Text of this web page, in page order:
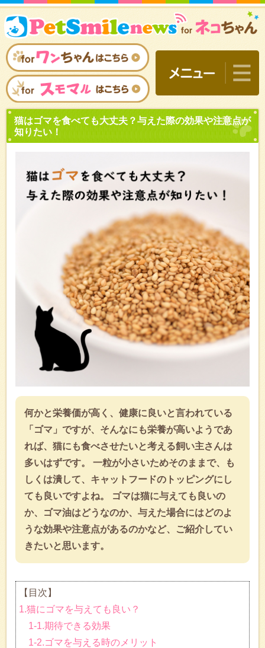
猫はゴマを食べても大丈
知りたい！
何かと栄養価が高く、健康に良いと言われている
「ゴマ」ですが、そんなにも栄養が高いようであ
れば、猫にも食べさせたいと考える飼い主さんは
多いはずです。 一粒が小さいためそのままで、も
しくは潰して、キャットフードのトッピングにし
ても良いですよね。 ゴマは猫に与えても良いの
か、ゴマ油はどうなのか、与えた場合にはどのよ
うな効果や注意点があるのかなど、ご紹介してい
きたいと思います。
【目次】
1.猫にゴマを与えても良い？
1-1.期待できる効果
1-2.ゴマを与える時のメリット